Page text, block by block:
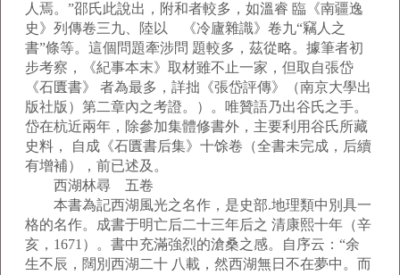
人焉。”邵氏此說出，附和者較多，如溫睿 臨《南疆逸
史》列傳卷三九、陸以 《冷廬雜識》卷九“竊人之
書”條等。這個問題牽涉問 題較多，茲從略。據筆者初
步考察，《紀事本末》取材雖不止一家，但取自張岱
《石匱書》 者為最多，詳拙《張岱評傳》（南京大學出
版社版）第二章內之考證。）。唯贊語乃出谷氏之手。
岱在杭近兩年，除參加集體修書外，主要利用谷氏所藏
史料， 自成《石匱書后集》十馀卷（全書未完成，后續
有增補），前已述及。
西湖林尋 五卷
本書為記西湖風光之名作，是史部.地理類中別具一
格的名作。成書于明亡后二十三年后之 清康熙十年（辛
亥，1671）。書中充滿強烈的滄桑之感。自序云：“余
生不辰，闊別西湖二十 八載，然西湖無日不在夢中。而